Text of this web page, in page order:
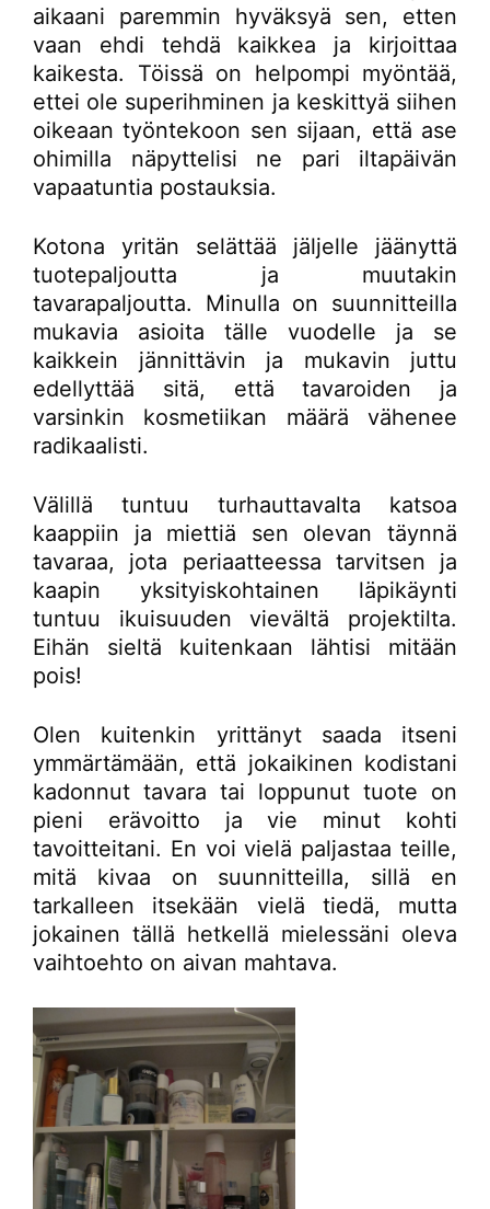
aikaani paremmin hyväksyä sen, etten
vaan ehdi tehdä kaikkea ja kirjoittaa
kaikesta. Töissä on helpompi myöntää,
ettei ole superihminen ja keskittyä siihen
oikeaan työntekoon sen sijaan, että ase
ohimilla näpyttelisi ne pari iltapäivän
vapaatuntia postauksia.
Kotona yritän selättää jäljelle jäänyttä
tuotepaljoutta ja muutakin
tavarapaljoutta. Minulla on suunnitteilla
mukavia asioita tälle vuodelle ja se
kaikkein jännittävin ja mukavin juttu
edellyttää sitä, että tavaroiden ja
varsinkin kosmetiikan määrä vähenee
radikaalisti.
Välillä tuntuu turhauttavalta katsoa
kaappiin ja miettiä sen olevan täynnä
tavaraa, jota periaatteessa tarvitsen ja
kaapin yksityiskohtainen läpikäynti
tuntuu ikuisuuden vievältä projektilta.
Eihän sieltä kuitenkaan lähtisi mitään
pois!
Olen kuitenkin yrittänyt saada itseni
ymmärtämään, että jokaikinen kodistani
kadonnut tavara tai loppunut tuote on
pieni erävoitto ja vie minut kohti
tavoitteitani. En voi vielä paljastaa teille,
mitä kivaa on suunnitteilla, sillä en
tarkalleen itsekään vielä tiedä, mutta
jokainen tällä hetkellä mielessäni oleva
vaihtoehto on aivan mahtava.